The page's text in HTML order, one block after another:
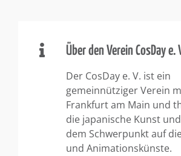
Über den Verein CosDay e.
Der CosDay e. V. ist ein
gemeinnütziger Verein
Frankfurt am Main und
die japanische Kunst
dem Schwerpunkt auf
und Animationskünste.